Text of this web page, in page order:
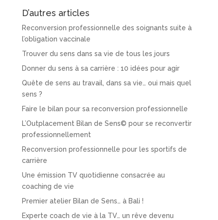
D’autres articles
Reconversion professionnelle des soignants suite à
l’obligation vaccinale
Trouver du sens dans sa vie de tous les jours
Donner du sens à sa carrière : 10 idées pour agir
Quête de sens au travail, dans sa vie… oui mais quel
sens ?
Faire le bilan pour sa reconversion professionnelle
L’Outplacement Bilan de Sens© pour se reconvertir
professionnellement
Reconversion professionnelle pour les sportifs de
carrière
Une émission TV quotidienne consacrée au
coaching de vie
Premier atelier Bilan de Sens… à Bali !
Experte coach de vie à la TV… un rêve devenu